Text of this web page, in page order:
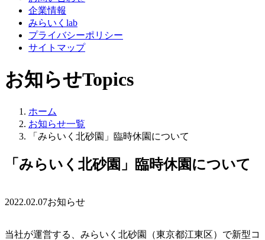
企業情報
みらいくlab
プライバシーポリシー
サイトマップ
お知らせTopics
ホーム
お知らせ一覧
「みらいく北砂園」臨時休園について
「みらいく北砂園」臨時休園について
2022.02.07お知らせ
当社が運営する、みらいく北砂園（東京都江東区）で新型コ